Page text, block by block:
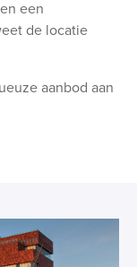
een
de locatie
aanbod aan